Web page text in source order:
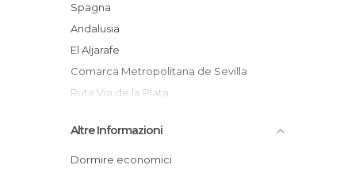
Spagna
Andalusia
El Aljarafe
Comarca Metropolitana de Sevilla
Ruta Via de la Plata
Altre Informazioni
Dormire economici